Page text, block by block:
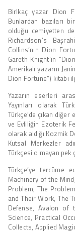
Birlkaç yazar Dion
Bunlardan bazıları
olduğu cemiyetten
Richardson’s
Collins’nın Dion
Gareth Knight’ın
Amerikalı yazarın
Dion Fortune”) kitabı
Yazarın eserleri
Yayınları olarak
Türkçe’de çıkan diğer
ve Evliliğin Ezoterik
olarak aldığı Kozmik
Kutsal Merkezler
Türkçesi olmayan pek
Türkçe’ye tercüme
Machinery of the
Problem, The
and Their Work, The
Defense, Avalon of
Science, Practical
Collects, Applied